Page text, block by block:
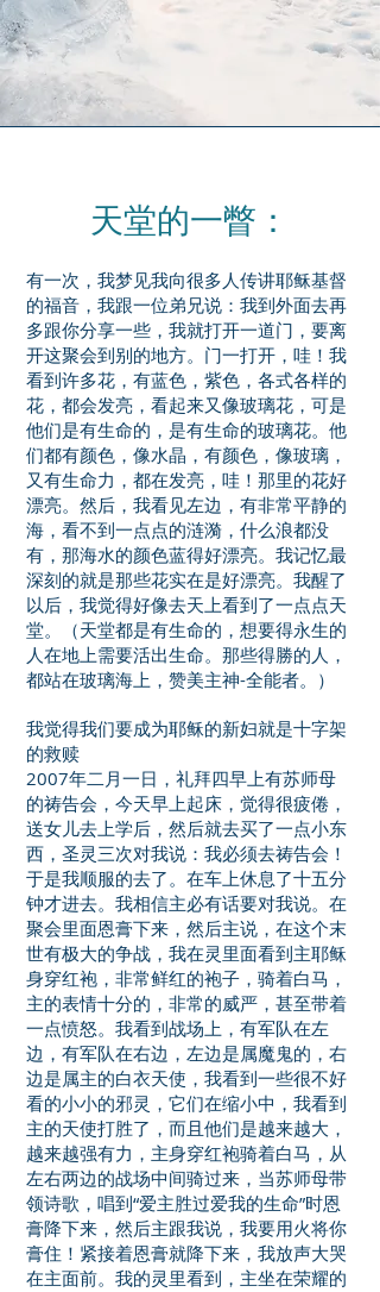
天堂的一瞥：
有一次，我梦见我向很多人传讲耶稣基督
的福音，我跟一位弟兄说：我到外面去再
多跟你分享一些，我就打开一道门，要离
开这聚会到别的地方。门一打开，哇！我
看到许多花，有蓝色，紫色，各式各样的
花，都会发亮，看起来又像玻璃花，可是
他们是有生命的，是有生命的玻璃花。他
们都有颜色，像水晶，有颜色，像玻璃，
又有生命力，都在发亮，哇！那里的花好
漂亮。然后，我看见左边，有非常平静的
海，看不到一点点的涟漪，什么浪都没
有，那海水的颜色蓝得好漂亮。我记忆最
深刻的就是那些花实在是好漂亮。我醒了
以后，我觉得好像去天上看到了一点点天
堂。（天堂都是有生命的，想要得永生的
人在地上需要活出生命。那些得勝的人，
都站在玻璃海上，赞美主神-全能者。）
我觉得我们要成为耶稣的新妇就是十字架
的救赎
2007年二月一日，礼拜四早上有苏师母
的祷告会，今天早上起床，觉得很疲倦，
送女儿去上学后，然后就去买了一点小东
西，圣灵三次对我说：我必须去祷告会！
于是我顺服的去了。在车上休息了十五分
钟才进去。我相信主必有话要对我说。在
聚会里面恩膏下来，然后主说，在这个末
世有极大的争战，我在灵里面看到主耶稣
身穿红袍，非常鲜红的袍子，骑着白马，
主的表情十分的，非常的威严，甚至带着
一点愤怒。我看到战场上，有军队在左
边，有军队在右边，左边是属魔鬼的，右
边是属主的白衣天使，我看到一些很不好
看的小小的邪灵，它们在缩小中，我看到
主的天使打胜了，而且他们是越来越大，
越来越强有力，主身穿红袍骑着白马，从
左右两边的战场中间骑过来，当苏师母带
领诗歌，唱到“爱主胜过爱我的生命”时恩
膏降下来，然后主跟我说，我要用火将你
膏住！紧接着恩膏就降下来，我放声大哭
在主面前。我的灵里看到，主坐在荣耀的